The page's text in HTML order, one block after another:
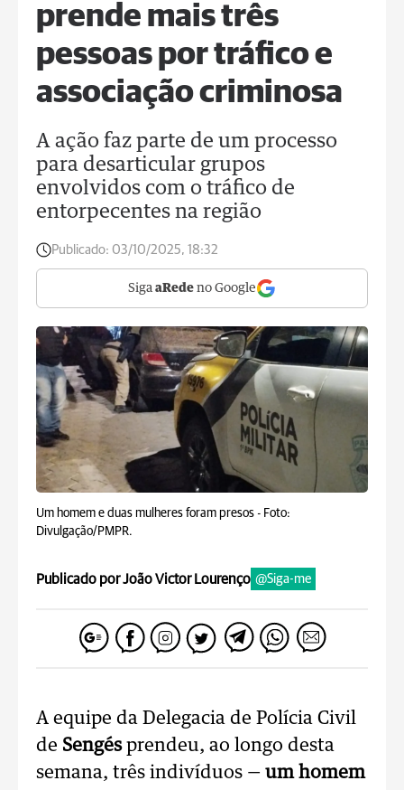
prende mais três
pessoas por tráfico e
associação criminosa
A ação faz parte de um processo
para desarticular grupos
envolvidos com o tráfico de
entorpecentes na região
Publicado: 03/10/2025, 18:32
Siga aRede no Google
Um homem e duas mulheres foram presos - Foto:
Divulgação/PMPR.
Publicado por João Victor Lourenço @Siga-me
A equipe da Delegacia de Polícia Civil
de Sengésprendeu, ao longo desta
semana, três indivíduos — um homem